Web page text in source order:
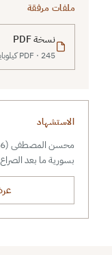
ملفات مرفقة
نسخة PDF
PDF · 245 كيلوبايت
الاستشهاد
بسورية ما بعد